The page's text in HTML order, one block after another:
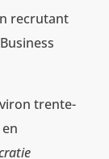
recrutant
trente-